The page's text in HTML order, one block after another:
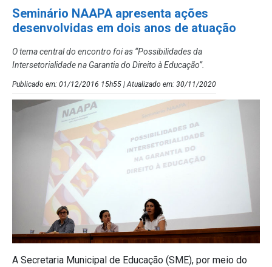
Seminário NAAPA apresenta ações
desenvolvidas em dois anos de atuação
O tema central do encontro foi as “Possibilidades da
Intersetorialidade na Garantia do Direito à Educação”.
Publicado em: 01/12/2016 15h55 | Atualizado em: 30/11/2020
A Secretaria Municipal de Educação (SME), por meio do